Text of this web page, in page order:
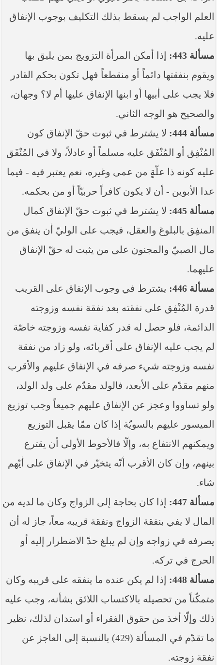
العلم الواجب لم يسقط بذلك التكليف بوجوب الإنفاق
عليه.
مسألة 443:
إذا أمكن المرأة التزويج بمن يليق بها
ويقوم بنفقتها دائماً أو منقطعاً فهل تكون بحكم القادر
فلا يجب على أبيها أو ابنها الإنفاق عليها أم لا؟ وجهان،
والصحيح هو الوجه الثاني.
مسألة 444:
لا يشترط في ثبوت حقّ الإنفاق كون
المُنْفِق أو المُنْفَق عليه مسلماً أو عادلاً، ولا في المُنْفَق
عليه كونه ذا علّةٍ من عمى وغيره، نعم يعتبر فيه - فيما
عدا الأبوين - أن لا يكون كافراً حربيّاً أو من بحكمه.
مسألة 445:
لا يشترط في ثبوت حقّ الإنفاق كمال
المنفِق بالبلوغ والعقل، فيجب على الوليّ أن ينفق من
مال الصبيّ والمجنون على من يثبت له حقّ الإنفاق
عليهما.
مسألة 446:
يشترط في وجوب الإنفاق على القريب
قدرة المُنْفِق على نفقته بعد نفقة نفسه وزوجته
الدائمة، فلو حصل له قدر كفاية نفسه وزوجته خاصّة
لم يجب عليه الإنفاق على أقربائه، ولو زاد من نفقة
نفسه وزوجته شيء صرفه في الإنفاق عليهم والأقرب
منهم مقدّم على الأبعد، فالولد مقدّم على ولد الولد،
ولو تساووا وعجز عن الإنفاق عليهم جميعاً وجب توزيع
الميسور عليهم بالسويّة إذا كان ممّا يقبل التوزيع
ويمكنهم الانتفاع به، وإلّا فالأحوط الأولى أن يقترع
بينهم، وإن كان الأقرب أنّه يتخيّر في الإنفاق على أيّهم
شاء.
مسألة 447:
إذا كان بحاجة إلى الزواج وكان ما لديه من
المال لا يفي بنفقة الزواج ونفقة قريبه معاً، جاز له أن
يصرفه في زواجه وإن لم يبلغ حدّ الاضطرار إليه أو
الحرج في تركه.
مسألة 448:
إذا لم يكن عنده ما ينفقه على قريبه وكان
متمكّناً من تحصيله بالاكتساب اللائق بشأنه، وجب عليه
ذلك وإلّا أخذ من حقوق الفقراء أو استدان لذلك، نظير
ما تقدّم في المسألة (429) بالنسبة إلى العاجز عن
نفقة زوجته.